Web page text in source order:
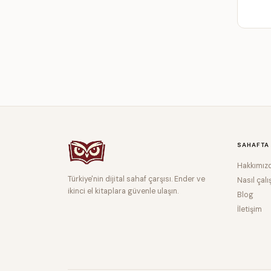
Türkiye'nin dijital sahaf çarşısı. Ender ve
ikinci el kitaplara güvenle ulaşın.
SAHAFTA
Nasıl
Blog
İletişim